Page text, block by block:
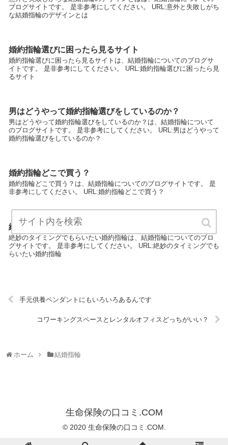
ブログサイトです。 是非参考にしてください。 URL:意外と失敗しがち
な結婚指輪のデザインとは
婚約指輪選びに困ったら見るサイト
婚約指輪選びに困ったら見るサイトは、結婚指輪についてのブログサ
イトです。 是非参考にしてください。 URL:婚約指輪選びに困ったら見
るサイト
男はどうやって婚約指輪選びをしているのか？
男はどうやって婚約指輪選びをしているのか？は、結婚指輪について
のブログサイトです。 是非参考にしてください。 URL:男はどうやって
婚約指輪選びをしているのか？
婚約指輪どこで買う？
婚約指輪どこで買う？は、結婚指輪についてのブログサイトです。 是
非参考にしてください。 URL:婚約指輪どこで買う？
絶妙のタイミングでもらいたい婚約指輪
絶妙のタイミングでもらいたい婚約指輪は、結婚指輪についてのブロ
グサイトです。 是非参考にしてください。 URL:絶妙のタイミングでも
らいたい婚約指輪
手元供養ペンダントにもいろいろあるんです
コワーキングスペースとレンタルオフィスどっちがいい？
ホーム 結婚指輪
生命保険の口コミ.COM
© 2020 生命保険の口コミ.COM.